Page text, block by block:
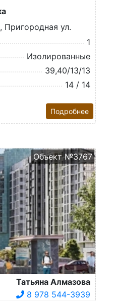
Пригородная ул.
1
Изолированные
39,40/13/13
14 / 14
Подробнее
Объект №3767
Татьяна Алмазова
8 978 544-3939